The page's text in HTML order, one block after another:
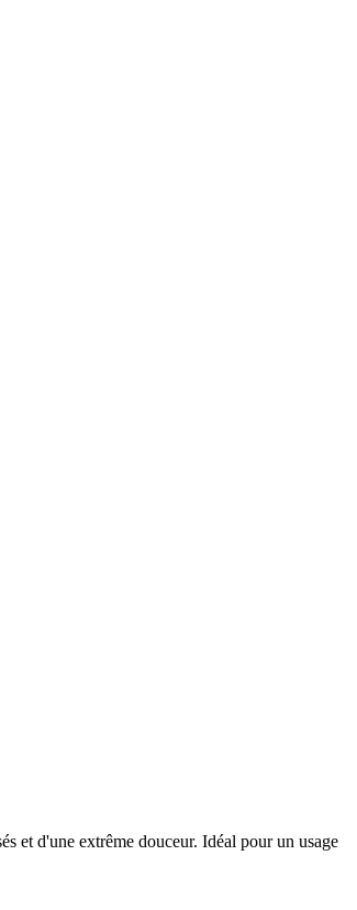
et d'une extrême douceur. Idéal pour un usage